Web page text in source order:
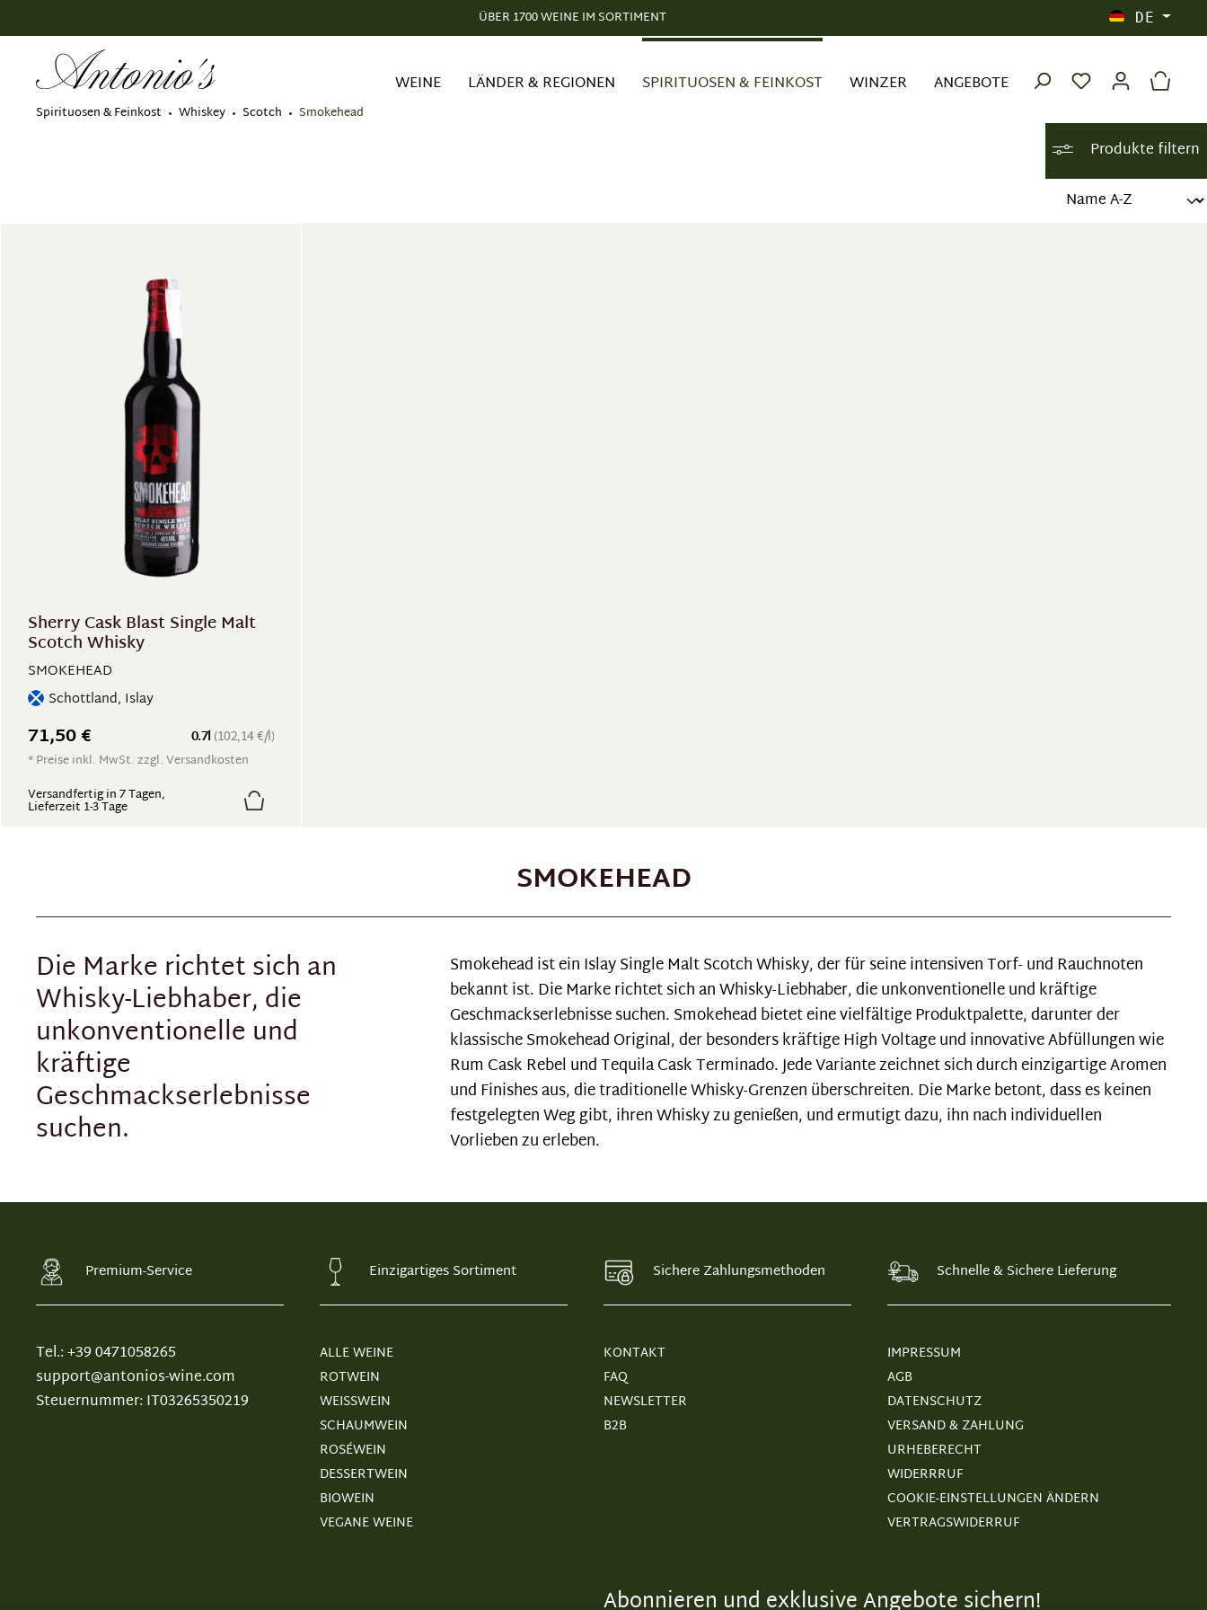
ÜBER 1700 WEINE IM SORTIMENT DE
Spirituosen & Feinkost Whiskey Scotch Smokehead
WEINE LÄNDER & REGIONEN SPIRITUOSEN & FEINKOST WINZER ANGEBOTE
Produkte filtern
Sherry Cask Blast Single Malt
Scotch Whisky
SMOKEHEAD
Schottland, Islay
0.7l (102,14 €/l)
71,50 €
* Preise inkl. MwSt. zzgl. Versandkosten
Versandfertig in 7 Tagen,
Lieferzeit 1-3 Tage
SMOKEHEAD
Die Marke richtet sich an
Whisky-Liebhaber, die
unkonventionelle und
kräftige
Geschmackserlebnisse
suchen.
Smokehead ist ein Islay Single Malt Scotch Whisky, der für seine intensiven Torf- und Rauchnoten
bekannt ist. Die Marke richtet sich an Whisky-Liebhaber, die unkonventionelle und kräftige
Geschmackserlebnisse suchen. Smokehead bietet eine vielfältige Produktpalette, darunter der
klassische Smokehead Original, der besonders kräftige High Voltage und innovative Abfüllungen wie
Rum Cask Rebel und Tequila Cask Terminado. Jede Variante zeichnet sich durch einzigartige Aromen
und Finishes aus, die traditionelle Whisky-Grenzen überschreiten. Die Marke betont, dass es keinen
festgelegten Weg gibt, ihren Whisky zu genießen, und ermutigt dazu, ihn nach individuellen
Vorlieben zu erleben.
Premium-Service Einzigartiges Sortiment Sichere Zahlungsmethoden Schnelle & Sichere Lieferung
Tel.: +39 0471058265
support@antonios-wine.com
Steuernummer: IT03265350219
ALLE WEINE
ROTWEIN
WEISSWEIN
SCHAUMWEIN
ROSÉWEIN
DESSERTWEIN
BIOWEIN
VEGANE WEINE
KONTAKT
FAQ
NEWSLETTER
B2B
IMPRESSUM
AGB
DATENSCHUTZ
VERSAND & ZAHLUNG
URHEBERECHT
WIDERRRUF
COOKIE-EINSTELLUNGEN ÄNDERN
VERTRAGSWIDERRUF